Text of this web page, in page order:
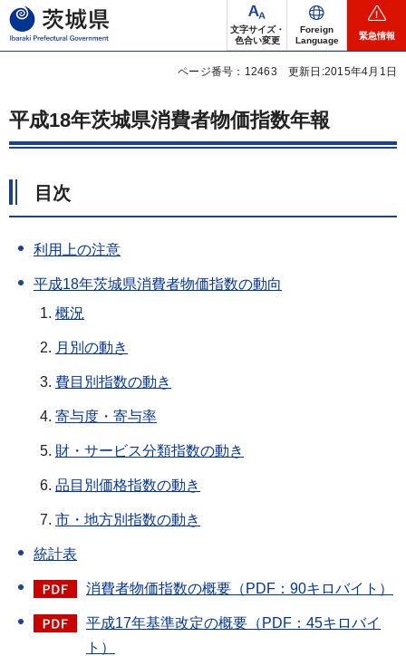
茨城県
文字サイズ・
色合い変更
Foreign
Language
緊急情報
ページ番号：12463 更新日:2015年4月1日
平成18年茨城県消費者物価指数年報
目次
利用上の注意
平成18年茨城県消費者物価指数の動向
概況
月別の動き
費目別指数の動き
寄与度・寄与率
財・サービス分類指数の動き
品目別価格指数の動き
市・地方別指数の動き
統計表
消費者物価指数の概要（PDF：90キロバイト）
平成17年基準改定の概要（PDF：45キロバイ
ト）